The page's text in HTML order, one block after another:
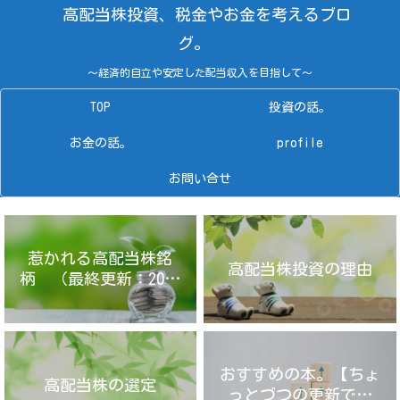
高配当株投資、税金やお金を考えるブロ
グ。
～経済的自立や安定した配当収入を目指して～
TOP 投資の話。
お金の話。 profile
お問い合せ
惹かれる高配当株銘
柄 （最終更新：2025
年4月14日）
高配当株投資の理由
高配当株の選定
おすすめの本。【ちょ
っとづつの更新です